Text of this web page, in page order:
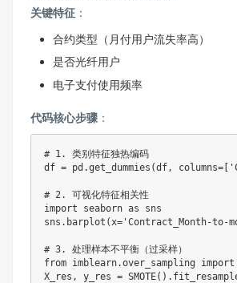
​关键特征​ ​：
合约类型（月付用户流失率高）
是否光纤用户
电子支付使用频率
​代码核心步骤​ ​：
# 1. 类别特征独热编码
df = pd.get_dummies(df,
# 2. 可视化特征相关性
import seaborn as sns
sns.barplot(x='Contract_Month-to-
# 3. 处理样本不平衡（过采样）
from imblearn.over_sampling import
X_res, y_res =